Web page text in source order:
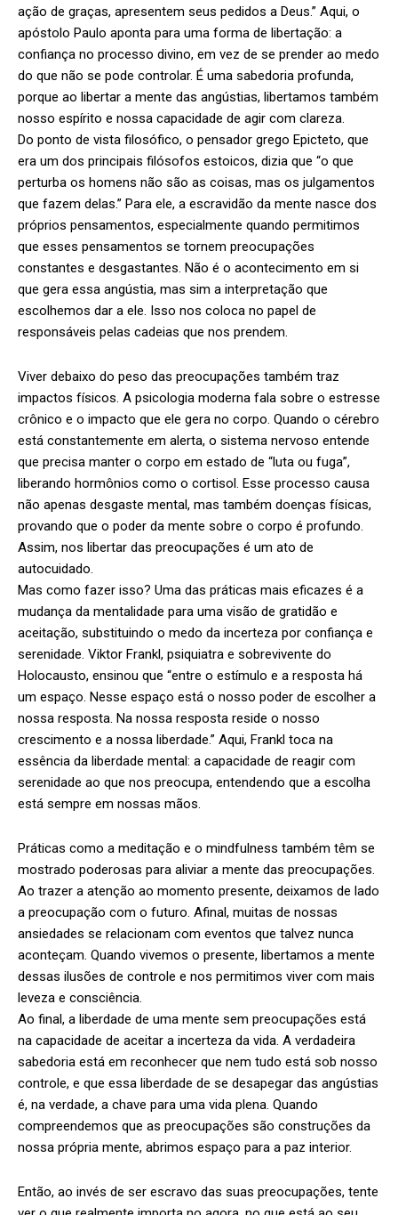
ação de graças, apresentem seus pedidos a Deus.” Aqui, o
apóstolo Paulo aponta para uma forma de libertação: a
confiança no processo divino, em vez de se prender ao medo
do que não se pode controlar. É uma sabedoria profunda,
porque ao libertar a mente das angústias, libertamos também
nosso espírito e nossa capacidade de agir com clareza.
Do ponto de vista filosófico, o pensador grego Epicteto, que
era um dos principais filósofos estoicos, dizia que “o que
perturba os homens não são as coisas, mas os julgamentos
que fazem delas.” Para ele, a escravidão da mente nasce dos
próprios pensamentos, especialmente quando permitimos
que esses pensamentos se tornem preocupações
constantes e desgastantes. Não é o acontecimento em si
que gera essa angústia, mas sim a interpretação que
escolhemos dar a ele. Isso nos coloca no papel de
responsáveis pelas cadeias que nos prendem.
Viver debaixo do peso das preocupações também traz
impactos físicos. A psicologia moderna fala sobre o estresse
crônico e o impacto que ele gera no corpo. Quando o cérebro
está constantemente em alerta, o sistema nervoso entende
que precisa manter o corpo em estado de “luta ou fuga”,
liberando hormônios como o cortisol. Esse processo causa
não apenas desgaste mental, mas também doenças físicas,
provando que o poder da mente sobre o corpo é profundo.
Assim, nos libertar das preocupações é um ato de
autocuidado.
Mas como fazer isso? Uma das práticas mais eficazes é a
mudança da mentalidade para uma visão de gratidão e
aceitação, substituindo o medo da incerteza por confiança e
serenidade. Viktor Frankl, psiquiatra e sobrevivente do
Holocausto, ensinou que “entre o estímulo e a resposta há
um espaço. Nesse espaço está o nosso poder de escolher a
nossa resposta. Na nossa resposta reside o nosso
crescimento e a nossa liberdade.” Aqui, Frankl toca na
essência da liberdade mental: a capacidade de reagir com
serenidade ao que nos preocupa, entendendo que a escolha
está sempre em nossas mãos.
Práticas como a meditação e o mindfulness também têm se
mostrado poderosas para aliviar a mente das preocupações.
Ao trazer a atenção ao momento presente, deixamos de lado
a preocupação com o futuro. Afinal, muitas de nossas
ansiedades se relacionam com eventos que talvez nunca
aconteçam. Quando vivemos o presente, libertamos a mente
dessas ilusões de controle e nos permitimos viver com mais
leveza e consciência.
Ao final, a liberdade de uma mente sem preocupações está
na capacidade de aceitar a incerteza da vida. A verdadeira
sabedoria está em reconhecer que nem tudo está sob nosso
controle, e que essa liberdade de se desapegar das angústias
é, na verdade, a chave para uma vida plena. Quando
compreendemos que as preocupações são construções da
nossa própria mente, abrimos espaço para a paz interior.
Então, ao invés de ser escravo das suas preocupações, tente